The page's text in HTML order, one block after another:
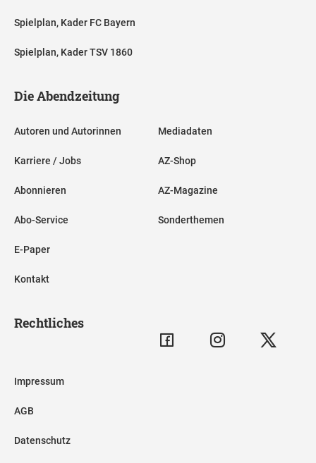
Spielplan, Kader FC Bayern
Spielplan, Kader TSV 1860
Die Abendzeitung
Autoren und Autorinnen
Karriere / Jobs
Abonnieren
Abo-Service
E-Paper
Kontakt
Mediadaten
AZ-Shop
AZ-Magazine
Sonderthemen
Rechtliches
Impressum
AGB
Datenschutz